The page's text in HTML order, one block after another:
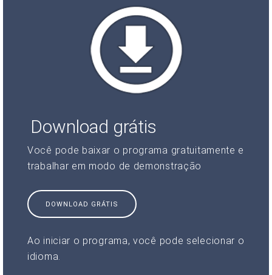
Download grátis
Você pode baixar o programa gratuitamente e
trabalhar em modo de demonstração
DOWNLOAD GRÁTIS
Ao iniciar o programa, você pode selecionar o
idioma.